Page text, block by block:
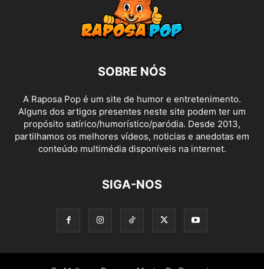
SOBRE NÓS
A Raposa Pop é um site de humor e entretenimento.
Alguns dos artigos presentes neste site podem ter um
propósito satírico/humorístico/paródia. Desde 2013,
partilhamos os melhores vídeos, noticias e anedotas em
conteúdo multimédia disponíveis na internet.
SIGA-NOS